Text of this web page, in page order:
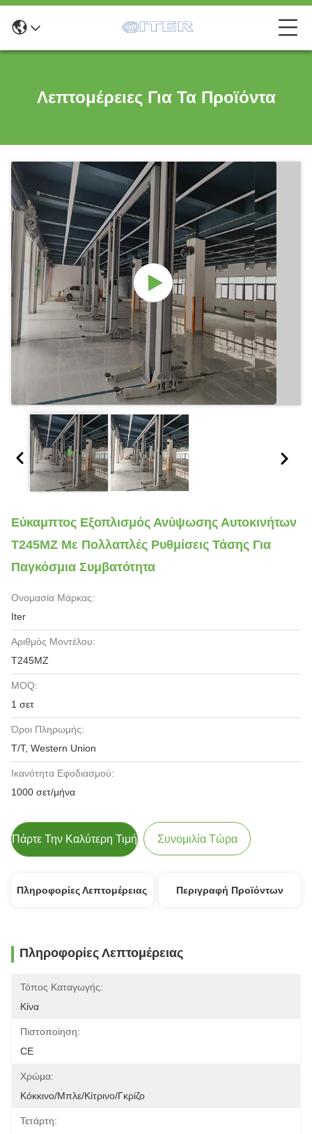
Λεπτομέρειες Για Τα Προϊόντα
Εύκαμπτος Εξοπλισμός Ανύψωσης Αυτοκινήτων
T245MZ Με Πολλαπλές Ρυθμίσεις Τάσης Για
Παγκόσμια Συμβατότητα
Ονομασία Μάρκας:
Iter
Αριθμός Μοντέλου:
T245MZ
MOQ:
1 σετ
Όροι Πληρωμής:
T/T, Western Union
Ικανότητα Εφοδιασμού:
1000 σετ/μήνα
Πάρτε Την Καλύτερη Τιμή Συνομιλία Τώρα
Πληροφορίες Λεπτομέρειας Περιγραφή Προϊόντων
Πληροφορίες Λεπτομέρειας
Τόπος Καταγωγής:
Κίνα
Πιστοποίηση:
CE
Χρώμα:
Κόκκινο/μπλε/κίτρινο/γκρίζο
Τετάρτη: